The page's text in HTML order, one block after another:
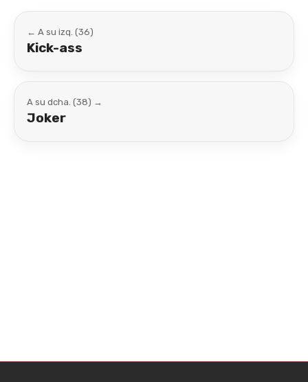
← A su izq. (36)
Kick-ass
A su dcha. (38) →
Joker